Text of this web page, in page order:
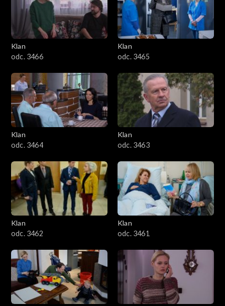
Klan
odc. 3466
Klan
odc. 3465
Klan
odc. 3464
Klan
odc. 3463
Klan
odc. 3462
Klan
odc. 3461